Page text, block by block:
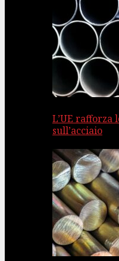
L’UE rafforza
sull’acciaio